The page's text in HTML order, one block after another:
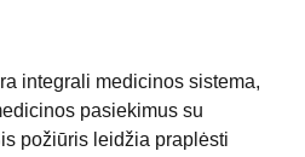
integrali medicinos sistema,
pasiekimus su
požiūris leidžia praplėsti